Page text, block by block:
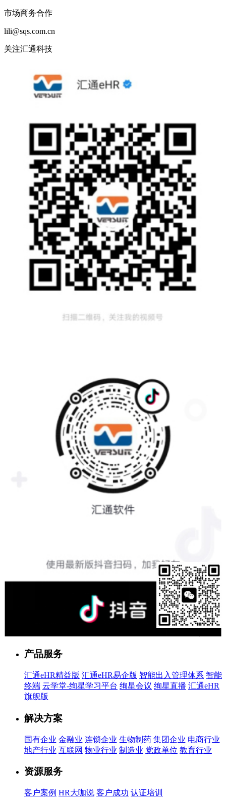
市场商务合作
lili@sqs.com.cn
关注汇通科技
产品服务
汇通eHR精益版 汇通eHR易企版 智能出入管理体系 智能
终端 云学堂-绚星学习平台 绚星会议 绚星直播 汇通eHR
旗舰版
解决方案
国有企业 金融业 连锁企业 生物制药 集团企业 电商行业
地产行业 互联网 物业行业 制造业 党政单位 教育行业
资源服务
客户案例 HR大咖说 客户成功 认证培训